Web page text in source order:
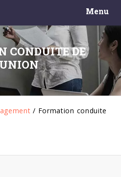
Menu
CONDUITE DE
/ Formation conduite